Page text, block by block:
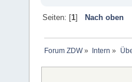
Seiten: [1] Nach oben
Forum ZDW» Intern »